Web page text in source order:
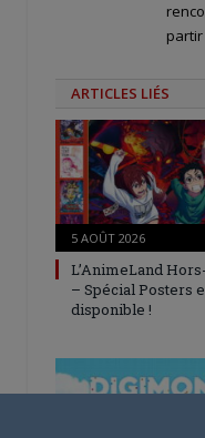
ARTICLES LIÉS
5 AOÛT 2026
L’AnimeLand
– Spécial Posters
disponible !